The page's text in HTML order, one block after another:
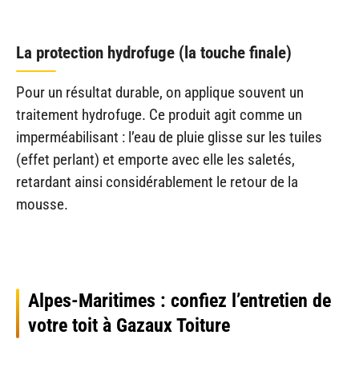
La protection hydrofuge (la touche finale)
Pour un résultat durable, on applique souvent un
traitement hydrofuge. Ce produit agit comme un
imperméabilisant : l’eau de pluie glisse sur les tuiles
(effet perlant) et emporte avec elle les saletés,
retardant ainsi considérablement le retour de la
mousse.
Alpes-Maritimes : confiez l’entretien de
votre toit à Gazaux Toiture